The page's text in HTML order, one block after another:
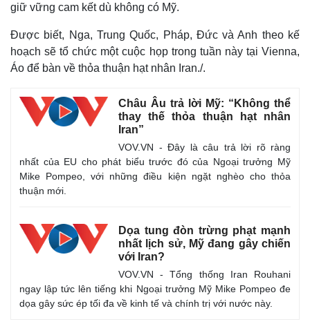
giữ vững cam kết dù không có Mỹ.
Được biết, Nga, Trung Quốc, Pháp, Đức và Anh theo kế
hoạch sẽ tổ chức một cuộc họp trong tuần này tại Vienna,
Áo để bàn về thỏa thuận hạt nhân Iran./.
Châu Âu trả lời Mỹ: “Không thể
thay thế thỏa thuận hạt nhân
Iran”
VOV.VN - Đây là câu trả lời rõ ràng
nhất của EU cho phát biểu trước đó của Ngoại trưởng Mỹ
Mike Pompeo, với những điều kiện ngặt nghèo cho thỏa
thuận mới.
Dọa tung đòn trừng phạt mạnh
nhất lịch sử, Mỹ đang gây chiến
với Iran?
VOV.VN - Tổng thống Iran Rouhani
ngay lập tức lên tiếng khi Ngoại trưởng Mỹ Mike Pompeo đe
dọa gây sức ép tối đa về kinh tế và chính trị với nước này.